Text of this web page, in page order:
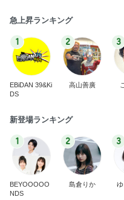
急上昇ランキング
1
EBiDAN 39&Ki
DS
2
高山善廣
3
新登場ランキング
1
BEYOOOOO
NDS
2
島倉りか
3